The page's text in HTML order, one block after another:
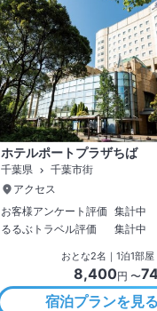
ホテルポートプラザちば
千葉県
千葉市街
アクセス
お客様アンケート評価 集計中
るるぶトラベル評価
集計中
おとな2名 ｜ 1泊1部屋
8,400円 〜
宿泊プランを見